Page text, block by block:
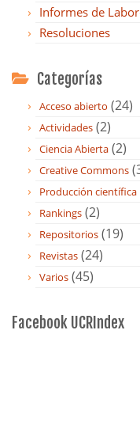
Informes de
Resoluciones
Categorías
Acceso abierto (24)
Actividades (2)
Ciencia Abierta (2)
Creative Commons
Producción científica
Rankings (2)
Repositorios (19)
Revistas (24)
Varios (45)
Facebook UCRIndex